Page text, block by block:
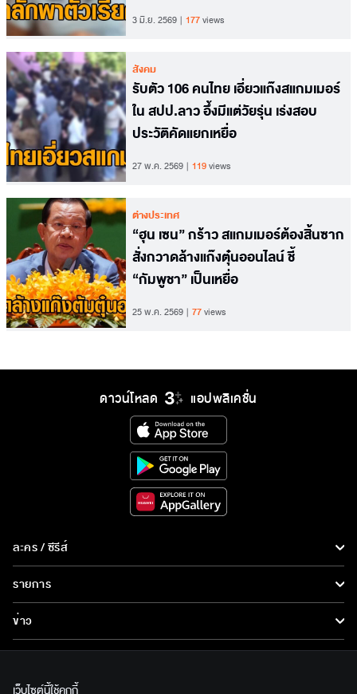
3 มิ.ย. 2569 177views
สังคม
รับตัว 106 คนไทย เอี่ยวแก๊งสแกมเมอร์
ใน สปป.ลาว อึ้งมีแต่วัยรุ่น เร่งสอบ
ประวัติคัดแยกเหยื่อ
27 พ.ค. 2569 119views
ต่างประเทศ
“ฮุน เซน” กร้าว สแกมเมอร์ต้องสิ้นซาก
สั่งกวาดล้างแก๊งตุ๋นออนไลน์ ชี้
“กัมพูชา” เป็นเหยื่อ
25 พ.ค. 2569 77views
ดาวน์โหลด แอปพลิเคชั่น
ละคร / ซีรีส์
ละคร/ซีรีส์
ซีรีส์นานาชาติ
การ์ตูน & เกม
รายการ
รายการทั้งหมด
ข่าว
ข่าวทั้งหมด
ทีวีออนไลน์